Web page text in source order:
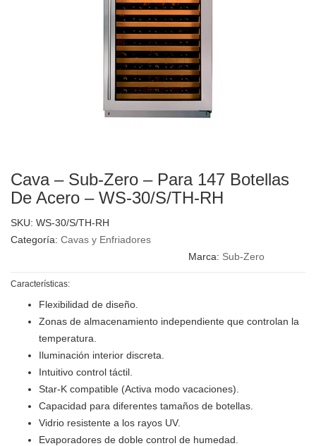
Cava – Sub-Zero – Para 147 Botellas
De Acero – WS-30/S/TH-RH
SKU: WS-30/S/TH-RH
Categoría: Cavas y Enfriadores
Marca: Sub-Zero
Características:
Flexibilidad de diseño.
Zonas de almacenamiento independiente que controlan la
temperatura.
Iluminación interior discreta.
Intuitivo control táctil.
Star-K compatible (Activa modo vacaciones).
Capacidad para diferentes tamaños de botellas.
Vidrio resistente a los rayos UV.
Evaporadores de doble control de humedad.